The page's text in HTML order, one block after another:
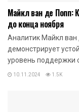
Майкл ван де Попп:
до конца ноября
Аналитик Майкл ван
демонстрирует
уровень поддержки
10.11.2024 1.5K